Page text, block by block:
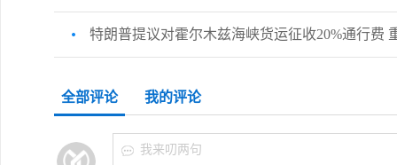
特朗普提议对霍尔木兹海峡货运征收20%通行费
全部评论 我的评论
我来叨两句